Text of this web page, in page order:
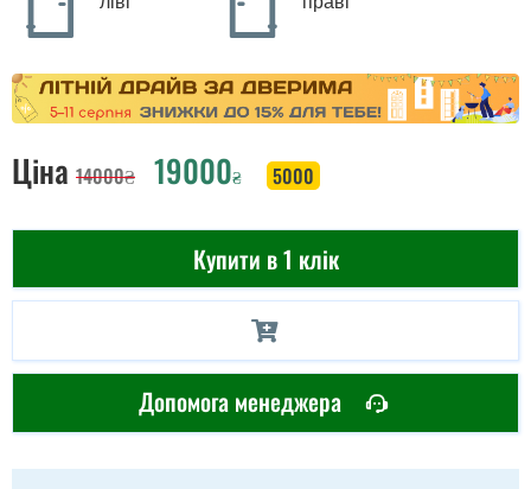
Ціна 14000₴ 19000₴ 5000
Купити в 1 клік
Допомога менеджера